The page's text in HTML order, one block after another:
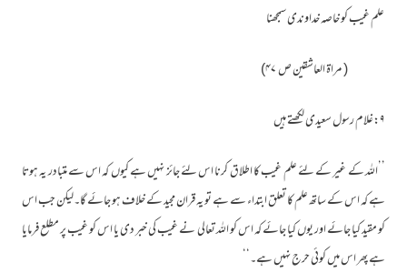
علم غیب کو خاصہ خداوندی سمجھنا
( مراۃ العاشقین ص ۴۷)
۹:غلام رسول سعیدی لکھتے ہیں
’’اللہ کے غیر کے لئے علم غیب کا اطلاق کرنا اس لئے جائز نہیں ہے کیوں کہ اس سے متبادر یہ ہوتا
ہے کہ اس کے ساتھ علم کا تعلق ابتداء سے ہے تو یہ قران مجید کے خلاف ہو جائے گا۔لیکن جب اس
کو مقید کیا جائے اور یوں کیا جائے کہ اس کو اللہ تعالی نے غیب کی خبر دی یا اس کو غیب پر مطلع فرمایا
ہے پھر اس میں کوئی حرج نہیں ہے۔‘‘